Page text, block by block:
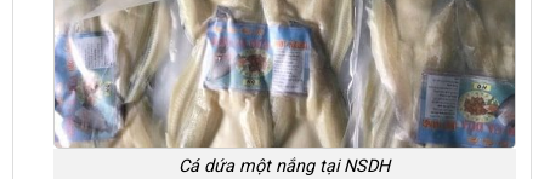
Cá dứa một nắng tại NSDH